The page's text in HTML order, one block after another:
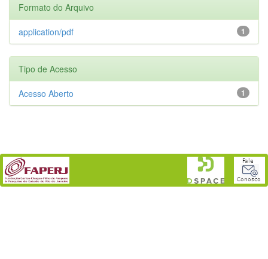
Formato do Arquivo
1
application/pdf
Tipo de Acesso
1
Acesso Aberto